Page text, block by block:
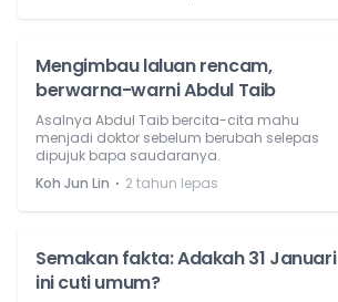
Mengimbau laluan rencam,
berwarna-warni Abdul Taib
Asalnya Abdul Taib bercita-cita mahu
menjadi doktor sebelum berubah selepas
dipujuk bapa saudaranya.
Koh Jun Lin ⋅ 2 tahun lepas
Semakan fakta: Adakah 31 Januari
ini cuti umum?